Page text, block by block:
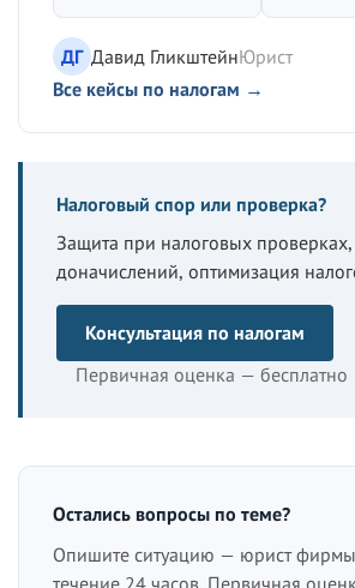
ДГ Давид ГликштейнЮрист
Все кейсы по налогам →
Налоговый спор или проверка?
Защита при налоговых
доначислений, оптимизация
Консультация по налогам
Первичная оценка — бесплатно
Остались вопросы по теме?
Опишите ситуацию — юрист фирмы